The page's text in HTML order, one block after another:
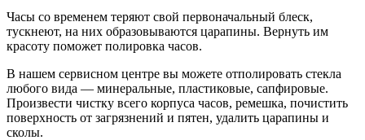
Часы со временем теряют свой первоначальный блеск,
тускнеют, на них образовываются царапины. Вернуть им
красоту поможет полировка часов.
В нашем сервисном центре вы можете отполировать стекла
любого вида — минеральные, пластиковые, сапфировые.
Произвести чистку всего корпуса часов, ремешка, почистить
поверхность от загрязнений и пятен, удалить царапины и
сколы.